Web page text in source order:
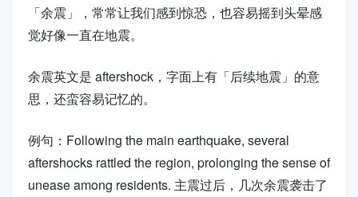
「余震」，常常让我们感到惊恐，也容易摇到头晕感
觉好像一直在地震。
余震英文是 aftershock ，字面上有「后续地震」的意
思，还蛮容易记忆的。
例句： Following the main earthquake, several
aftershocks rattled the region, prolonging the sense of
unease among residents. 主震过后，几次余震袭击了